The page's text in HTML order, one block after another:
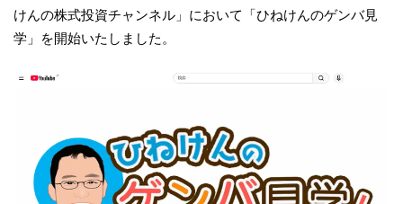
けんの株式投資チャンネル」において「ひねけんのゲンバ見
学」を開始いたしました。